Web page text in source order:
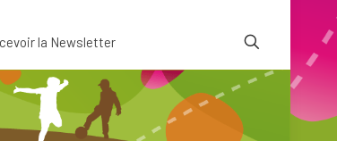
la Newsletter